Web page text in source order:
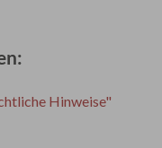
Hinweise"